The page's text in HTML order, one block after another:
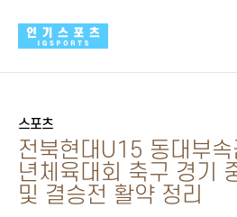
스포츠
전북현대U15 동대부
년체육대회 축구 경기
및 결승전 활약 정리